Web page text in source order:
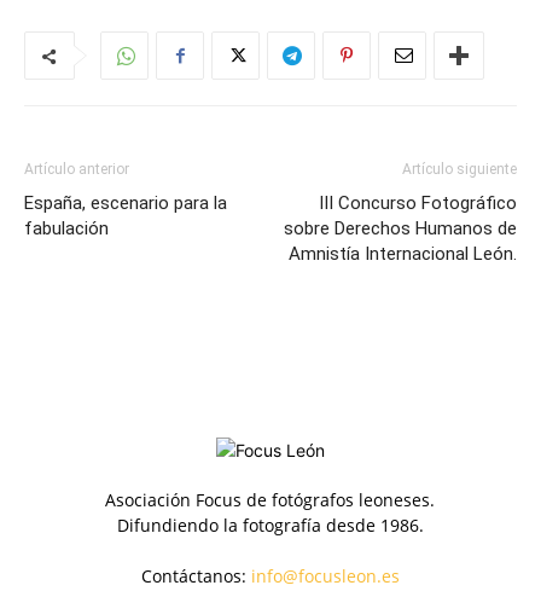
Artículo anterior
España, escenario para la
fabulación
Artículo siguiente
III Concurso Fotográfico
sobre Derechos Humanos de
Amnistía Internacional León.
Asociación Focus de fotógrafos leoneses.
Difundiendo la fotografía desde 1986.
Contáctanos: info@focusleon.es